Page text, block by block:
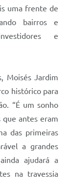
uma frente de
bairros e
e
Moisés Jardim
histórico para
“É um sonho
que antes eram
das primeiras
a grandes
ajudará a
na travessia